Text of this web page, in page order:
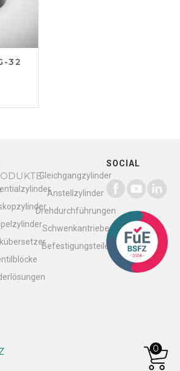
32
Gleichgangzylinder
Anstellzylinder
Drehdurchführungen
Schwenkantriebe
Befestigungsteile
SOCIAL
0